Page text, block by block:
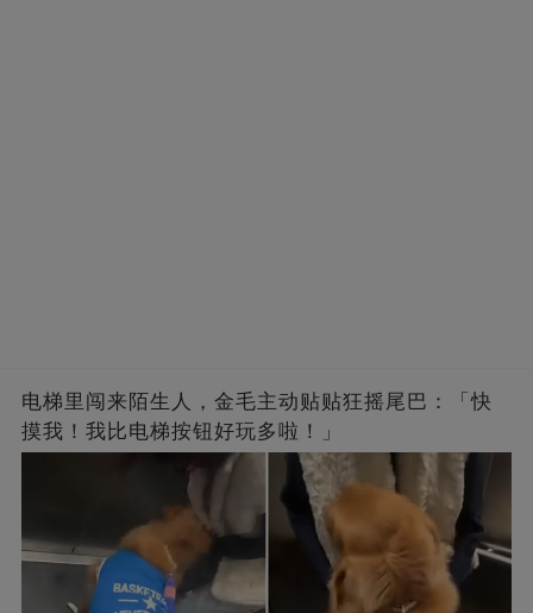
电梯里闯来陌生人，金毛主动贴贴狂摇尾巴：「快
摸我！我比电梯按钮好玩多啦！」